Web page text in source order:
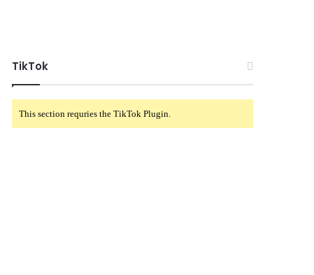
TikTok
This section requries the TikTok Plugin.